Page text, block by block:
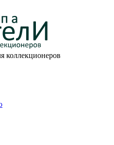
коллекционеров